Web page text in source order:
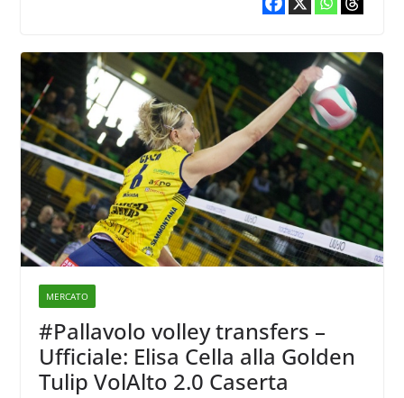
MERCATO
#Pallavolo volley transfers –
Ufficiale: Elisa Cella alla Golden
Tulip VolAlto 2.0 Caserta